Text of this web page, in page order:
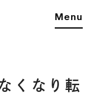
Menu
くなり転